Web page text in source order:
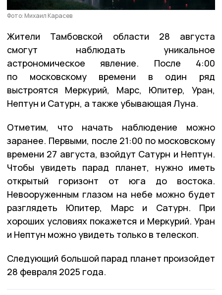
Фото: Михаил Карасев
Жители Тамбовской области 28 августа
смогут наблюдать уникальное
астрономическое явление. После 4:00
по московскому времени в один ряд
выстроятся Меркурий, Марс, Юпитер, Уран,
Нептун и Сатурн, а также убывающая Луна.
Отметим, что начать наблюдение можно
заранее. Первыми, после 21:00 по московскому
времени 27 августа, взойдут Сатурн и Нептун.
Чтобы увидеть парад планет, нужно иметь
открытый горизонт от юга до востока.
Невооруженным глазом на небе можно будет
разглядеть Юпитер, Марс и Сатурн. При
хороших условиях покажется и Меркурий. Уран
и Нептун можно увидеть только в телескоп.
Следующий большой парад планет произойдет
28 февраля 2025 года.